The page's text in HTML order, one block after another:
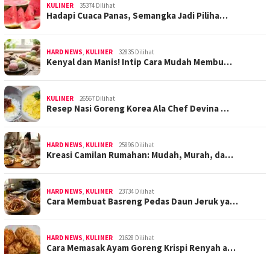
KULINER 35374 Dilihat
Hadapi Cuaca Panas, Semangka Jadi Piliha…
HARD NEWS KULINER 32835 Dilihat
Kenyal dan Manis! Intip Cara Mudah Membu…
KULINER 26567 Dilihat
Resep Nasi Goreng Korea Ala Chef Devina …
HARD NEWS KULINER 25896 Dilihat
Kreasi Camilan Rumahan: Mudah, Murah, da…
HARD NEWS KULINER 23734 Dilihat
Cara Membuat Basreng Pedas Daun Jeruk ya…
HARD NEWS KULINER 21628 Dilihat
Cara Memasak Ayam Goreng Krispi Renyah a…